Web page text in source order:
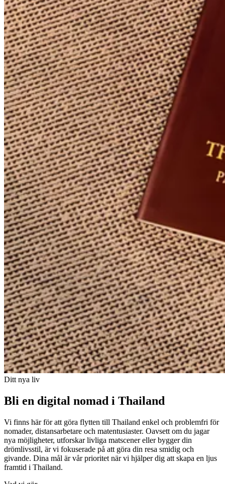
Ditt nya liv
Bli en digital nomad i Thailand
Vi finns här för att göra flytten till Thailand enkel och problemfri för
nomader, distansarbetare och matentusiaster. Oavsett om du jagar
nya möjligheter, utforskar livliga matscener eller bygger din
drömlivsstil, är vi fokuserade på att göra din resa smidig och
givande. Dina mål är vår prioritet när vi hjälper dig att skapa en ljus
framtid i Thailand.